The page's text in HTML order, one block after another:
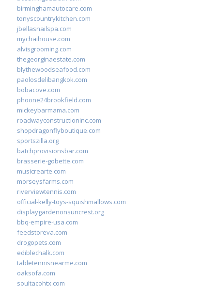
birminghamautocare.com
tonyscountrykitchen.com
jbellasnailspa.com
mychaihouse.com
alvisgrooming.com
thegeorginaestate.com
blythewoodseafood.com
paolosdelibangkok.com
bobacove.com
phoone24brookfield.com
mickeybarmama.com
roadwayconstructioninc.com
shopdragonflyboutique.com
sportszilla.org
batchprovisionsbar.com
brasserie-gobette.com
musicrearte.com
morseysfarms.com
riverviewtennis.com
official-kelly-toys-squishmallows.com
displaygardenonsuncrest.org
bbq-empire-usa.com
feedstoreva.com
drogopets.com
ediblechalk.com
tabletennisnearme.com
oaksofa.com
soultacohtx.com